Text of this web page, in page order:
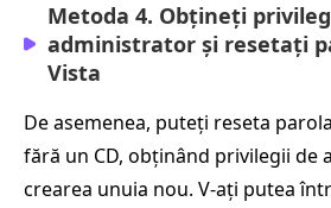
Metoda 4. Obțineți
administrator și resetați
Vista
De asemenea, puteți reseta
fără un CD, obținând privilegii de
crearea unuia nou. V-ați putea